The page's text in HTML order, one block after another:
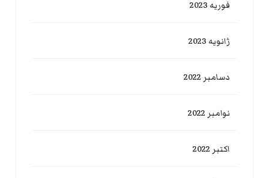
فوریه 2023
ژانویه 2023
دسامبر 2022
نوامبر 2022
اکتبر 2022